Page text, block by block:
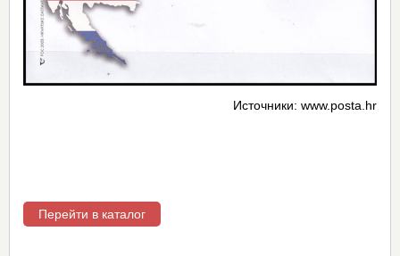
Источники: www.posta.hr
Перейти в каталог